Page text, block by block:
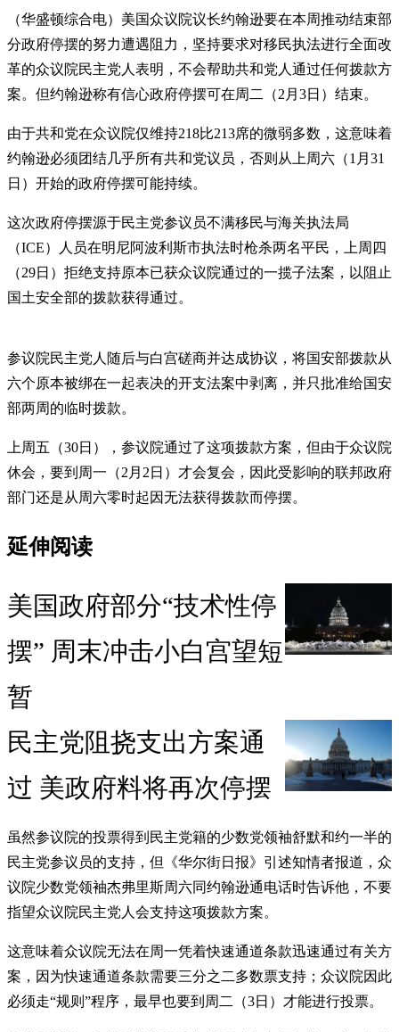
（华盛顿综合电）美国众议院议长约翰逊要在本周推动结束部
分政府停摆的努力遭遇阻力，坚持要求对移民执法进行全面改
革的众议院民主党人表明，不会帮助共和党人通过任何拨款方
案。但约翰逊称有信心政府停摆可在周二（2月3日）结束。
由于共和党在众议院仅维持218比213席的微弱多数，这意味着
约翰逊必须团结几乎所有共和党议员，否则从上周六（1月31
日）开始的政府停摆可能持续。
这次政府停摆源于民主党参议员不满移民与海关执法局
（ICE）人员在明尼阿波利斯市执法时枪杀两名平民，上周四
（29日）拒绝支持原本已获众议院通过的一揽子法案，以阻止
国土安全部的拨款获得通过。
参议院民主党人随后与白宫磋商并达成协议，将国安部拨款从
六个原本被绑在一起表决的开支法案中剥离，并只批准给国安
部两周的临时拨款。
上周五（30日），参议院通过了这项拨款方案，但由于众议院
休会，要到周一（2月2日）才会复会，因此受影响的联邦政府
部门还是从周六零时起因无法获得拨款而停摆。
延伸阅读
美国政府部分“技术性停
摆” 周末冲击小白宫望短
暂
民主党阻挠支出方案通
过 美政府料将再次停摆
虽然参议院的投票得到民主党籍的少数党领袖舒默和约一半的
民主党参议员的支持，但《华尔街日报》引述知情者报道，众
议院少数党领袖杰弗里斯周六同约翰逊通电话时告诉他，不要
指望众议院民主党人会支持这项拨款方案。
这意味着众议院无法在周一凭着快速通道条款迅速通过有关方
案，因为快速通道条款需要三分之二多数票支持；众议院因此
必须走“规则”程序，最早也要到周二（3日）才能进行投票。